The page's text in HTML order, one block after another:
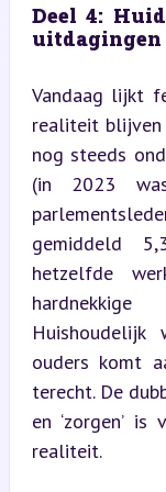
Deel 4:
uitdagingen
Vandaag lijkt
realiteit blijven
nog steeds
(in 2023
gemiddeld
hetzelfde
ouders komt
terecht. De
en ‘zorgen’
realiteit.